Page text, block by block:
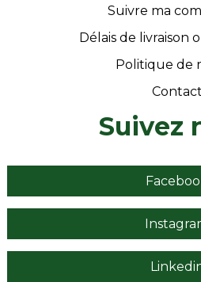
Suivre ma
Délais de livraison
Politique de
Contact
Suivez